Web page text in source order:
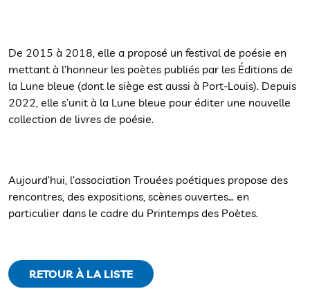
De 2015 à 2018, elle a proposé un festival de poésie en
mettant à l’honneur les poètes publiés par les Éditions de
la Lune bleue (dont le siège est aussi à Port-Louis). Depuis
2022, elle s’unit à la Lune bleue pour éditer une nouvelle
collection de livres de poésie.
Aujourd’hui, l’association Trouées poétiques propose des
rencontres, des expositions, scènes ouvertes… en
particulier dans le cadre du Printemps des Poètes.
RETOUR À LA LISTE